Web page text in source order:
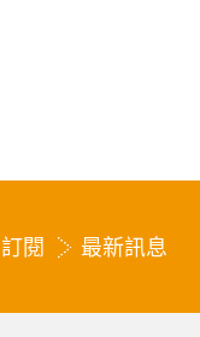
訂閱 最新訊息